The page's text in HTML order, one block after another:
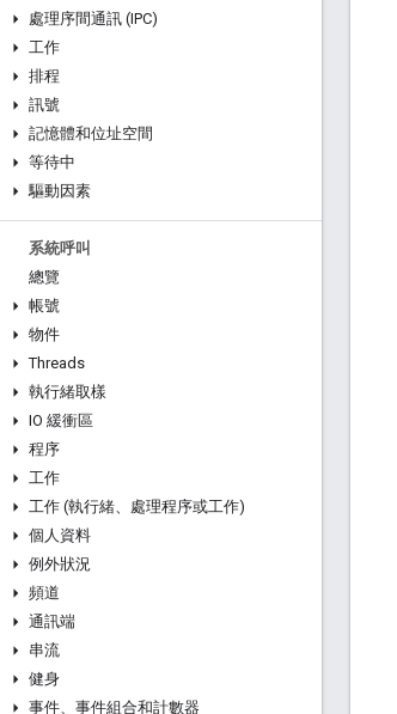
處理序間通訊 (IPC)
工作
排程
訊號
記憶體和位址空間
等待中
驅動因素
系統呼叫
總覽
帳號
物件
Threads
執行緒取樣
IO 緩衝區
程序
工作
工作 (執行緒、處理程序或工作)
個人資料
例外狀況
頻道
通訊端
串流
健身
事件、事件組合和計數器